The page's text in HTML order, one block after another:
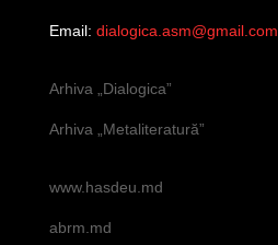
Email: dialogica.asm@gmail.com
Arhiva „Dialogica”
Arhiva „Metaliteratură”
www.hasdeu.md
abrm.md